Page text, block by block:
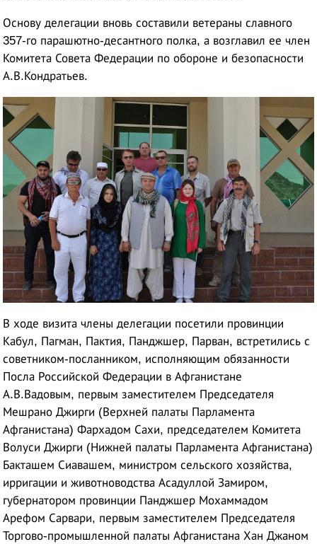
Основу делегации вновь составили ветераны славного
357-го парашютно-десантного полка, а возглавил ее член
Комитета Совета Федерации по обороне и безопасности
А.В.Кондратьев.
В ходе визита члены делегации посетили провинции
Кабул, Пагман, Пактия, Панджшер, Парван, встретились с
советником-посланником, исполняющим обязанности
Посла Российской Федерации в Афганистане
А.В.Вадовым, первым заместителем Председателя
Мешрано Джирги (Верхней палаты Парламента
Афганистана) Фархадом Сахи, председателем Комитета
Волуси Джирги (Нижней палаты Парламента Афганистана)
Бакташем Сиавашем, министром сельского хозяйства,
ирригации и животноводства Асадуллой Замиром,
губернатором провинции Панджшер Мохаммадом
Арефом Сарвари, первым заместителем Председателя
Торгово-промышленной палаты Афганистана Хан Джаном